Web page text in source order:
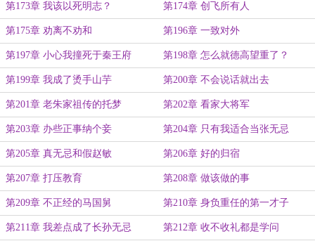
第173章 我该以死明志？ 第174章 创飞所有人
第175章 劝离不劝和 第196章 一致对外
第197章 小心我撞死于秦王府 第198章 怎么就德高望重了？
第199章 我成了烫手山芋 第200章 不会说话就出去
第201章 老朱家祖传的托梦 第202章 看家大将军
第203章 办些正事纳个妾 第204章 只有我适合当张无忌
第205章 真无忌和假赵敏 第206章 好的归宿
第207章 打压教育 第208章 做该做的事
第209章 不正经的马国舅 第210章 身负重任的第一才子
第211章 我差点成了长孙无忌 第212章 收不收礼都是学问